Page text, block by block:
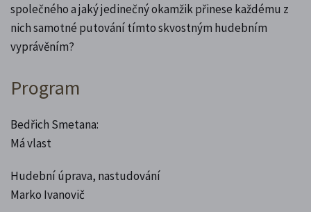
společného a jaký jedinečný okamžik přinese každému z
nich samotné putování tímto skvostným hudebním
vyprávěním?
Program
Bedřich Smetana:
Má vlast
Hudební úprava, nastudování
Marko Ivanovič